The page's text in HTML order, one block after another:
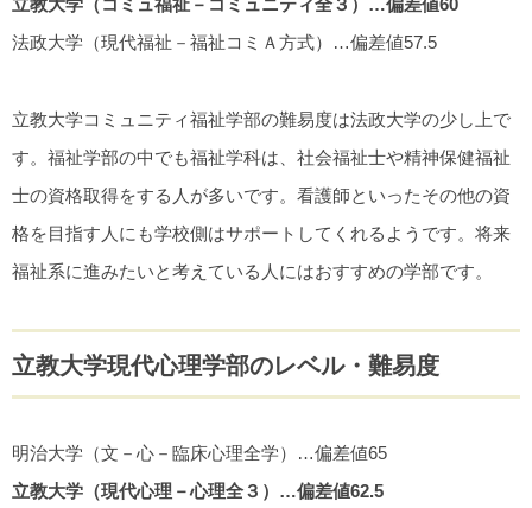
立教大学（コミュ福祉－コミュニティ全３）…偏差値60
法政大学（現代福祉－福祉コミＡ方式）…偏差値57.5
立教大学コミュニティ福祉学部の難易度は法政大学の少し上で
す。福祉学部の中でも福祉学科は、社会福祉士や精神保健福祉
士の資格取得をする人が多いです。看護師といったその他の資
格を目指す人にも学校側はサポートしてくれるようです。将来
福祉系に進みたいと考えている人にはおすすめの学部です。
立教大学現代心理学部のレベル・難易度
明治大学（文－心－臨床心理全学）…偏差値65
立教大学（現代心理－心理全３）…偏差値62.5